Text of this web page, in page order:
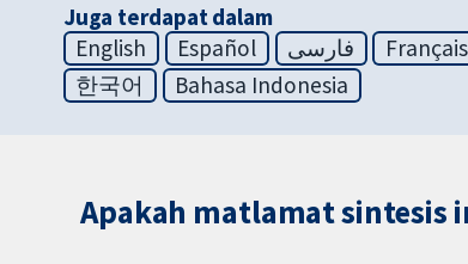
Juga terdapat dalam
English
Español فارسی Français
한국어
Bahasa Indonesia
Apakah matlamat sintesis